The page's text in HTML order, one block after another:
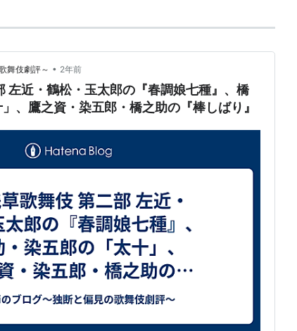
舞伎劇評～ • 2年前
左近・鶴松・玉太郎の『春調娘七種』、橋
、鷹之資・染五郎・橋之助の『棒しばり』